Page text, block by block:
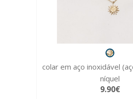
colar em aço inoxidável
níquel
9.90€